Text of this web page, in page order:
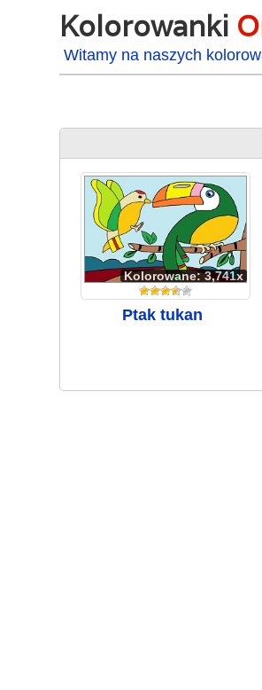
Kolorowanki
Witamy na naszych
Kolorowane: 3,741x
Ptak tukan